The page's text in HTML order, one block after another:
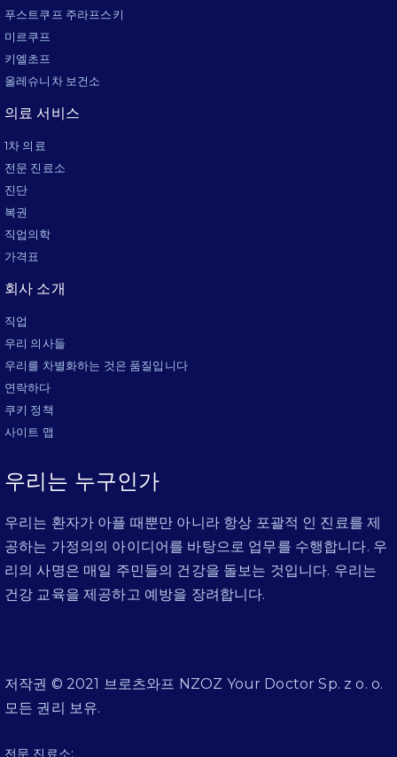
푸스트쿠프 주라프스키
미르쿠프
키엘초프
올레슈니차 보건소
의료 서비스
1차 의료
전문 진료소
진단
복권
직업의학
가격표
회사 소개
직업
우리 의사들
우리를 차별화하는 것은 품질입니다
연락하다
쿠키 정책
사이트 맵
우리는 누구인가
우리는 환자가 아플 때뿐만 아니라 항상 포괄적 인 진료를 제
공하는 가정의의 아이디어를 바탕으로 업무를 수행합니다. 우
리의 사명은 매일 주민들의 건강을 돌보는 것입니다. 우리는
건강 교육을 제공하고 예방을 장려합니다.
저작권 © 2021 브로츠와프 NZOZ Your Doctor Sp. z o. o.
모든 권리 보유.
전문 진료소: